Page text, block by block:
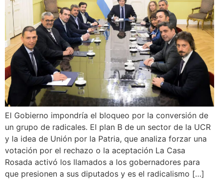
El Gobierno impondría el bloqueo por la conversión de
un grupo de radicales. El plan B de un sector de la UCR
y la idea de Unión por la Patria, que analiza forzar una
votación por el rechazo o la aceptación La Casa
Rosada activó los llamados a los gobernadores para
que presionen a sus diputados y es el radicalismo […]